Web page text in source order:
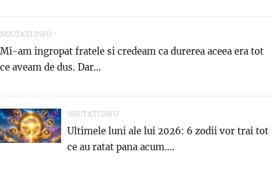
NOUTATI.INFO
Mi-am ingropat fratele si credeam ca durerea aceea era tot
ce aveam de dus. Dar...
NOUTATI.INFO
Ultimele luni ale lui 2026: 6 zodii vor trai tot
ce au ratat pana acum....